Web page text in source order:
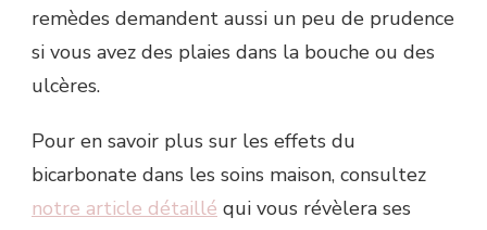
remèdes demandent aussi un peu de prudence
si vous avez des plaies dans la bouche ou des
ulcères.
Pour en savoir plus sur les effets du
bicarbonate dans les soins maison, consultez
notre article détaillé qui vous révèlera ses